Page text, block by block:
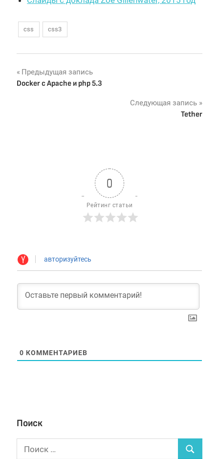
css css3
Навигация
Предыдущая запись
Docker с Apache и php 5.3
Следующая запись
Tether
0
Рейтинг статьи
авторизуйтесь
0 КОММЕНТАРИЕВ
Поиск
Поиск
Поиск